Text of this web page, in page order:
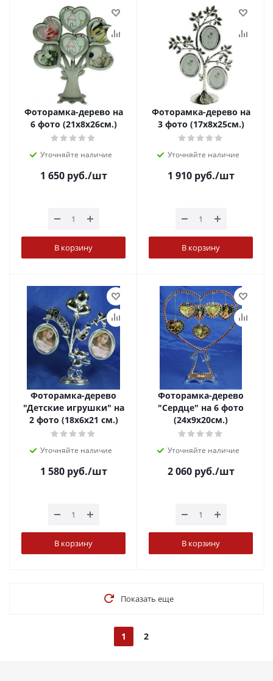
Фоторамка-дерево на
6 фото (21x8x26см.)
Уточняйте наличие
1 650руб./шт
В корзину
Фоторамка-дерево на
3 фото (17x8x25см.)
Уточняйте наличие
1 910руб./шт
В корзину
Фоторамка-дерево
"Детские игрушки" на
2 фото (18x6x21 см.)
Уточняйте наличие
1 580руб./шт
В корзину
Фоторамка-дерево
"Сердце" на 6 фото
(24x9x20см.)
Уточняйте наличие
2 060руб./шт
В корзину
Показать еще
1 2